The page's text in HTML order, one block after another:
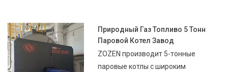
Природный Газ Топливо 5 Тонн
Паровой Котел Завод
ZOZEN производит 5-тонные
паровые котлы с широким